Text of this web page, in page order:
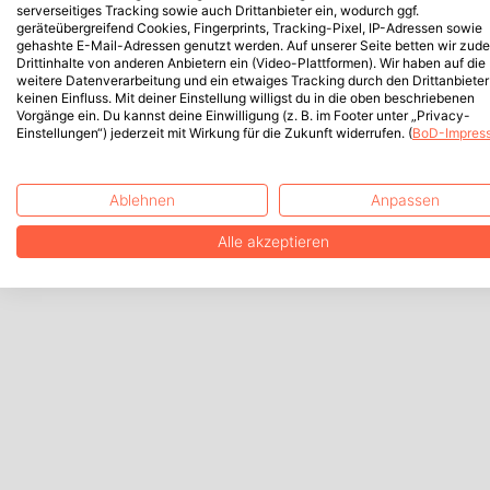
serverseitiges Tracking sowie auch Drittanbieter ein, wodurch ggf.
geräteübergreifend Cookies, Fingerprints, Tracking-Pixel, IP-Adressen sowie
gehashte E-Mail-Adressen genutzt werden. Auf unserer Seite betten wir
Drittinhalte von anderen Anbietern ein (Video-Plattformen). Wir haben auf die
weitere Datenverarbeitung und ein etwaiges Tracking durch den Drittanbieter
keinen Einfluss. Mit deiner Einstellung willigst du in die oben beschriebenen
Vorgänge ein. Du kannst deine Einwilligung (z. B. im Footer unter „Privacy-
Einstellungen“) jederzeit mit Wirkung für die Zukunft widerrufen. (BoD-
Ablehnen Anpassen
Alle akzeptieren